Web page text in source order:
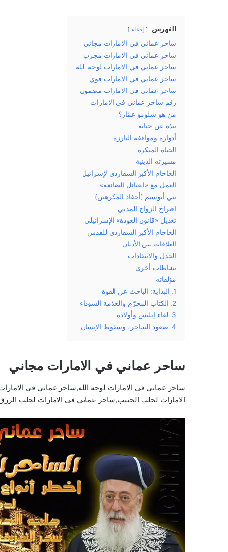
الفهرس إخفاء
ساحر عماني في الامارات مجاني
ساحر عماني في الامارات مجرب
ساحر عماني في الامارات لوجه الله
ساحر عماني في الامارات قوي
ساحر عماني في الامارات مضمون
رقم ساحر عماني في الامارات
من هو شلومو عمّار؟
نبذة عن حياته
أدواره ومواقفه البارزة
الحياة المبكرة
مسيرته الدينية
الحاخام الأكبر السفاردي لإسرائيل
العمل مع «القبائل الضائعة»
بني أنوسيم (أحفاد المكرهين)
اقتراح الزواج المدني
تعديل «قانون العودة» الإسرائيلي
الحاخام الأكبر السفاردي للقدس
العلاقات بين الأديان
الجدل والانتقادات
نشاطات أخرى
مؤلفاته
1. البداية: الباحث عن القوة
2. الكتاب المحرّم والعلامة السوداء
3. لقاء إبليس وأولاده
4. صعود الساحر، وسقوط الإنسان
ساحر عماني في الامارات مجاني
ساحر عماني في الامارات لوجه الله,ساحر عماني في
الامارات لجلب الحبيب,ساحر عماني في الامارات لجلب